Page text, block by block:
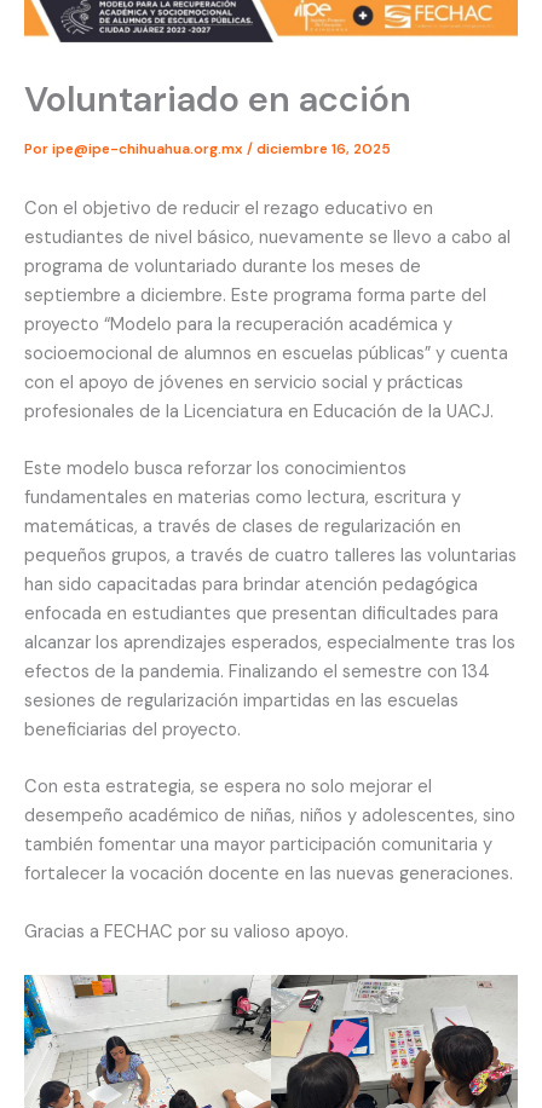
Voluntariado en acción
Poripe@ipe-chihuahua.org.mx /diciembre 16, 2025
Con el objetivo de reducir el rezago educativo en
estudiantes de nivel básico, nuevamente se llevo a cabo al
programa de voluntariado durante los meses de
septiembre a diciembre. Este programa forma parte del
proyecto “Modelo para la recuperación académica y
socioemocional de alumnos en escuelas públicas” y cuenta
con el apoyo de jóvenes en servicio social y prácticas
profesionales de la Licenciatura en Educación de la UACJ.
Este modelo busca reforzar los conocimientos
fundamentales en materias como lectura, escritura y
matemáticas, a través de clases de regularización en
pequeños grupos, a través de cuatro talleres las voluntarias
han sido capacitadas para brindar atención pedagógica
enfocada en estudiantes que presentan dificultades para
alcanzar los aprendizajes esperados, especialmente tras los
efectos de la pandemia. Finalizando el semestre con 134
sesiones de regularización impartidas en las escuelas
beneficiarias del proyecto.
Con esta estrategia, se espera no solo mejorar el
desempeño académico de niñas, niños y adolescentes, sino
también fomentar una mayor participación comunitaria y
fortalecer la vocación docente en las nuevas generaciones.
Gracias a FECHAC por su valioso apoyo.